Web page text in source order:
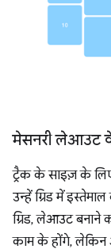
मेसनरी लेआउट
ट्रैक के साइज़ के
उन्हें ग्रिड में
ग्रिड, लेआउट बनाने
काम के होंगे, लेकिन